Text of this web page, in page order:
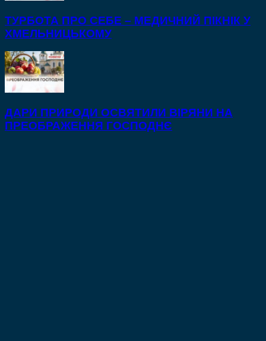
ТУРБОТА ПРО СЕБЕ – МЕДИЧНИЙ ПІКНІК У
ХМЕЛЬНИЦЬКОМУ
ДАРИ ПРИРОДИ ОСВЯТИЛИ ВІРЯНИ НА
ПРЕОБРАЖЕННЯ ГОСПОДНЄ